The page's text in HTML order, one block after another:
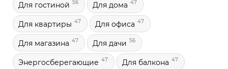
Для гостиной 56 Для дома 47
Для квартиры 47 Для офиса 47
Для магазина 47 Для дачи 56
Энергосберегающие 47 Для балкона 47